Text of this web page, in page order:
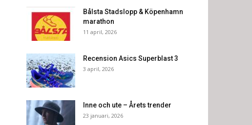
Bålsta Stadslopp & Köpenhamn
marathon
11 april, 2026
Recension Asics Superblast 3
3 april, 2026
Inne och ute – Årets trender
23 januari, 2026